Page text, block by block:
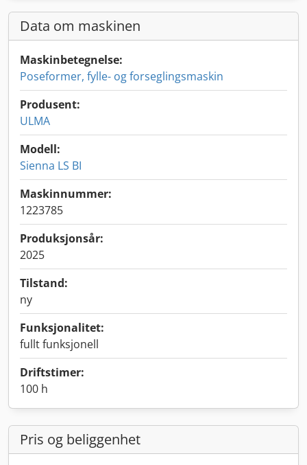
Data om maskinen
Maskinbetegnelse:
Poseformer, fylle- og forseglingsmaskin
Produsent:
ULMA
Modell:
Sienna LS BI
Maskinnummer:
1223785
Produksjonsår:
2025
Tilstand:
ny
Funksjonalitet:
fullt funksjonell
Driftstimer:
100 h
Pris og beliggenhet